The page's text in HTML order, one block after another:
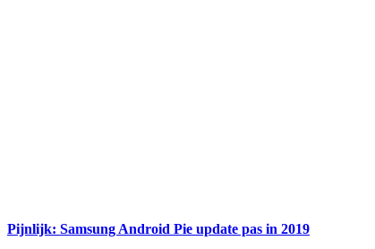
Pijnlijk: Samsung Android Pie update pas in 2019